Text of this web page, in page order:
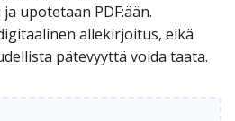
upotetaan PDF:ään.
allekirjoitus, eikä
pätevyyttä voida taata.